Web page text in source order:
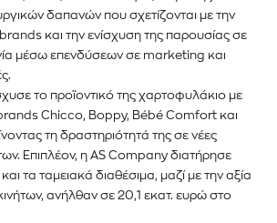
δαπανών που σχετίζονται με την
και την ενίσχυση της παρουσίας σε
μέσω επενδύσεων σε marketing και
το προϊοντικό της χαρτοφυλάκιο με
Chicco, Boppy, Bébé Comfort και
τη δραστηριότητά της σε νέες
Επιπλέον, η AS Company διατήρησε
τα ταμειακά διαθέσιμα, μαζί με την αξία
ανήλθαν σε 20,1 εκατ. ευρώ στο